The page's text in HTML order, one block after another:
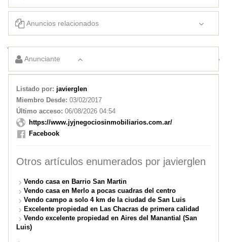
Anuncios relacionados
Vendo casa en zona céntrica de San Luis
Vendo excelente propiedad en zona norte
Anunciante
Listado por: javierglen
Miembro Desde: 03/02/2017
Último acceso: 06/08/2026 04:54
https://www.jyjnegociosinmobiliarios.com.ar/
Facebook
Otros artículos enumerados por javierglen
Vendo casa en Barrio San Martin
Vendo casa en Merlo a pocas cuadras del centro
Vendo campo a solo 4 km de la ciudad de San Luis
Excelente propiedad en Las Chacras de primera calidad
Vendo excelente propiedad en Aires del Manantial (San
Luis)